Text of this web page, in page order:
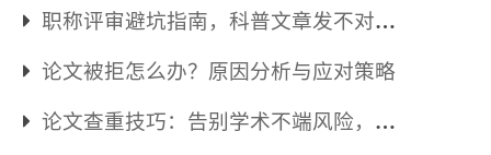
《家庭保健报》
职称评审避坑指南，科普文章发不对，
晋升之路可能凉凉！
论文被拒怎么办？原因分析与应对策略
论文查重技巧：告别学术不端风险，让